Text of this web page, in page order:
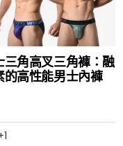
三角高叉三角褲：融
的高性能男士內褲
1